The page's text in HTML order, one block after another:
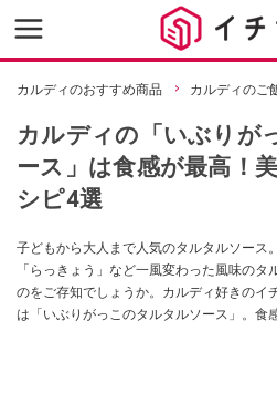
カルディのおすすめ商品 カルディのご
カルディの「いぶりが
ース」は食感が最高！
シピ4選
子どもから大人まで人気のタルタルソース
「らっきょう」など一風変わった風味の
のをご存知でしょうか。カルディ好きのイ
は「いぶりがっこのタルタルソース」。食
ざまな料理に使えるんだとか。おすすめの